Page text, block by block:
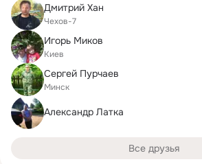
Дмитрий Хан
Чехов-7
Игорь Миков
Киев
Сергей Пурчаев
Минск
Александр Латка
Все друзья